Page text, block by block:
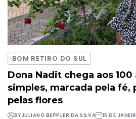
BOM RETIRO DO SUL
Dona Nadit chega aos
simples, marcada pela fé,
pelas flores
BYJULIANO BEPPLER DA SILVA 15 DE